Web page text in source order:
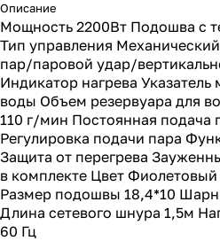
Описание
Мощность 2200Вт Подошва с
Тип управления
пар/паровой удар/
Индикатор нагрева
воды Объем резервуара для
110 г/мин Постоянная подача
Регулировка подачи пара
Защита от перегрева
в комплекте Цвет
Размер подошвы 18,4*10
Длина сетевого шнура 1,5м
60 Гц